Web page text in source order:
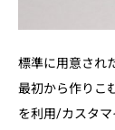
標準に用意され
最初から作りこ
を利用/カスタマ